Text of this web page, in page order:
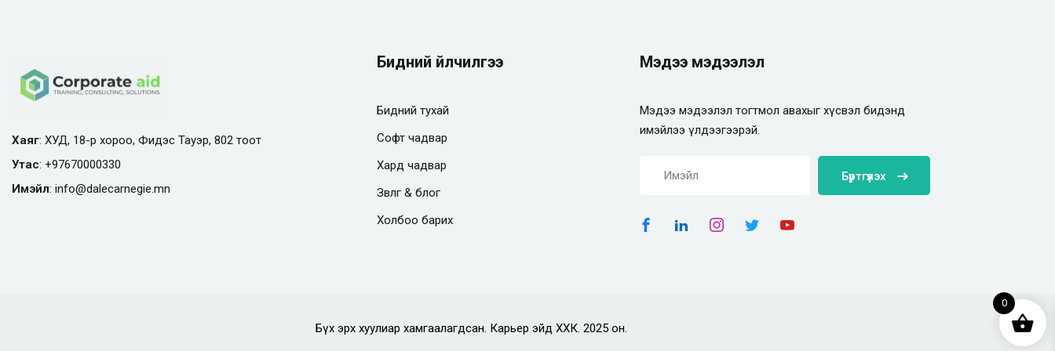
Хаяг: ХУД, 18-р хороо, Фидэс Тауэр, 802 тоот
Утас: +97670000330
Имэйл: info@dalecarnegie.mn
Бидний үйлчилгээ
Бидний тухай
Софт чадвар
Хард чадвар
Зөвлөгөө & блог
Холбоо барих
Мэдээ мэдээлэл
Мэдээ мэдээлэл тогтмол авахыг хүсвэл бидэнд
имэйлээ үлдээгээрэй.
Бүртгүүлэх
Бүх эрх хуулиар хамгаалагдсан. Карьер эйд ХХК. 2025 он.
0